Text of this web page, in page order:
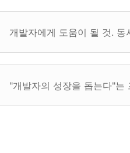
개발자에게 도움이 될 것.
"개발자의 성장을 돕는다"는